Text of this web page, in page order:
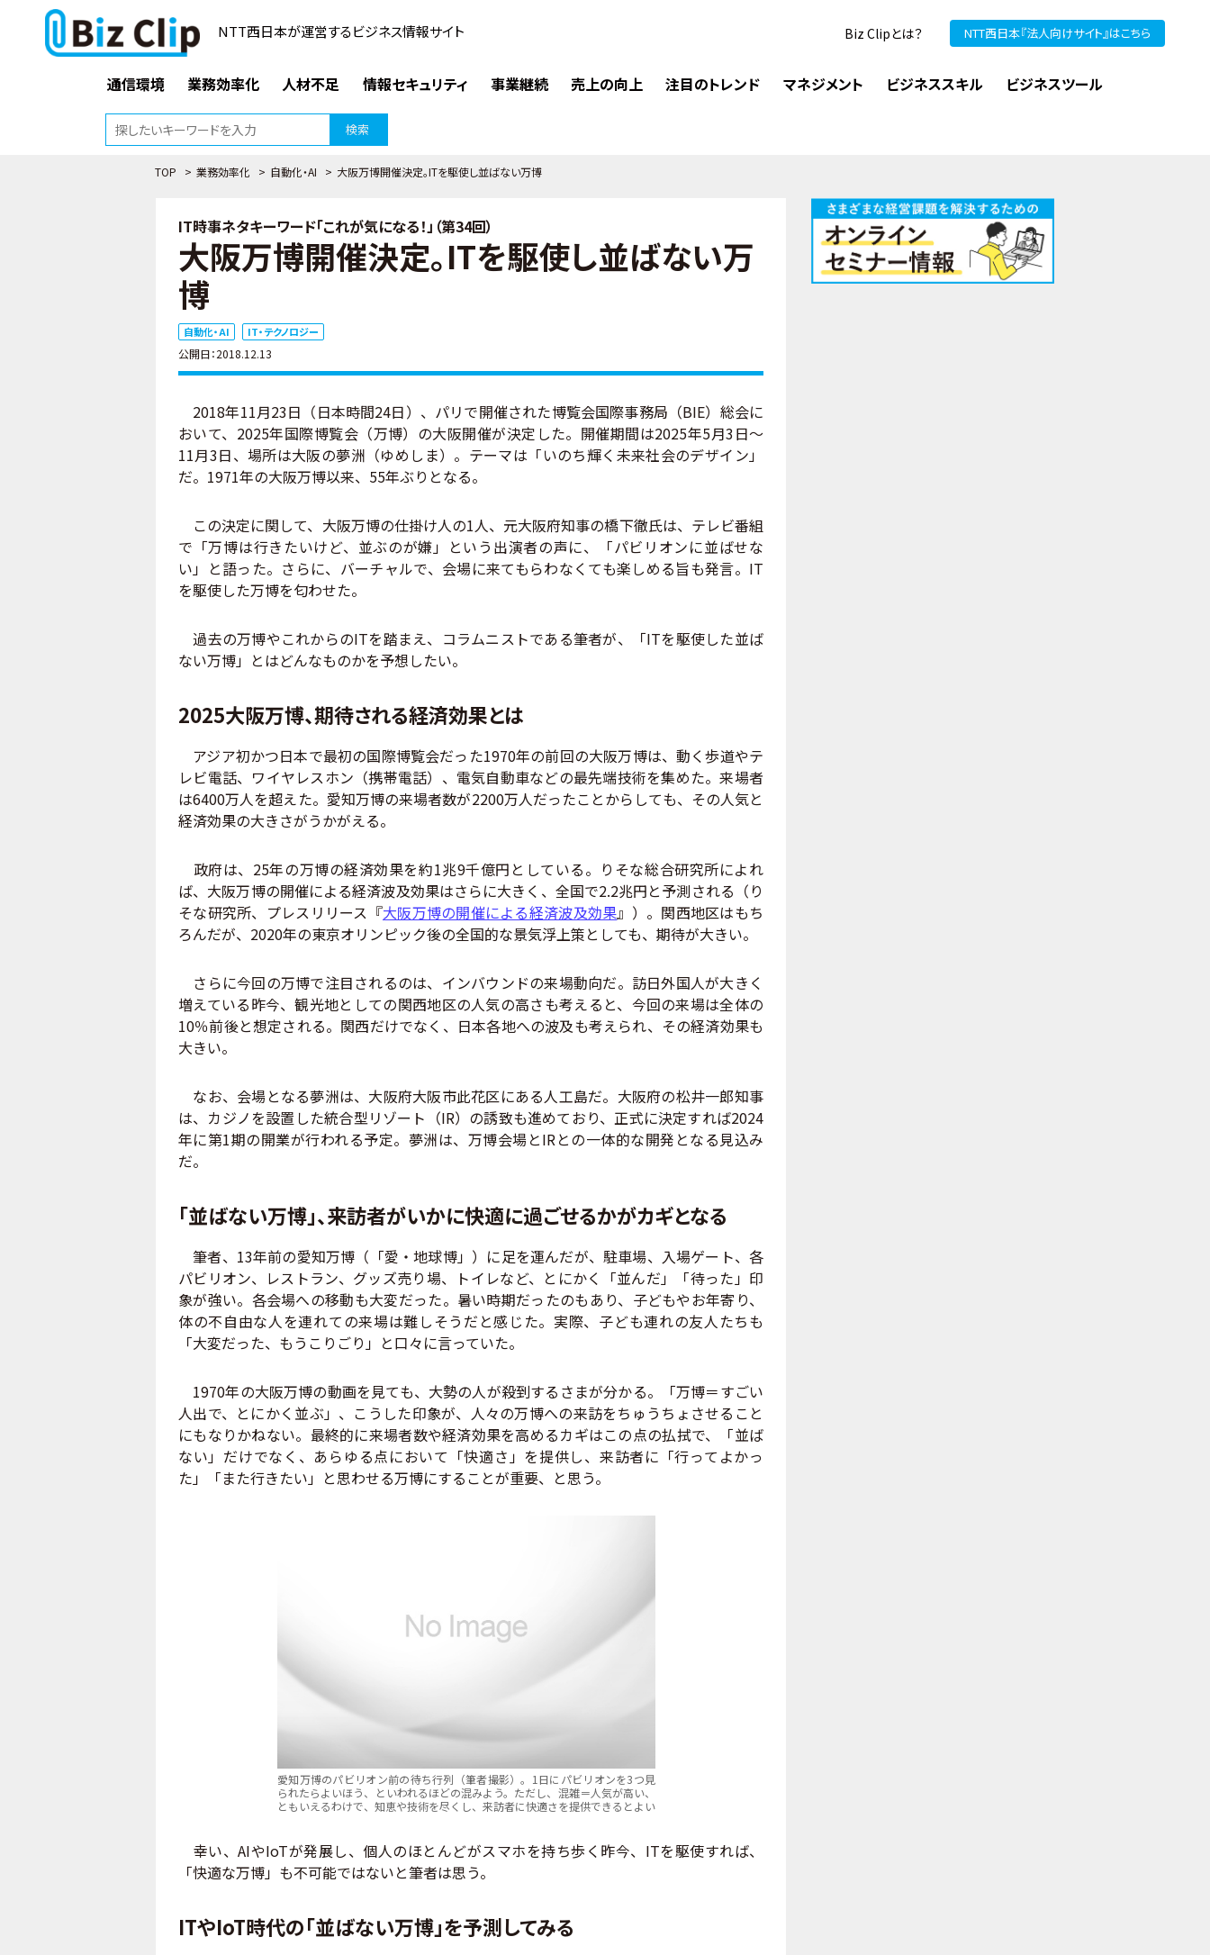
NTT西日本が運営するビジネス情報サイト Biz Clipとは？ NTT西日本『法人向けサイト』はこちら
通信環境 業務効率化 人材不足 情報セキュリティ 事業継続 売上の向上 注目のトレンド マネジメント ビジネススキル ビジネスツール
検索
TOP > 業務効率化 > 自動化・AI > 大阪万博開催決定。ITを駆使し並ばない万博
IT時事ネタキーワード「これが気になる！」（第34回）
大阪万博開催決定。ITを駆使し並ばない万
博
自動化・AI IT・テクノロジー
公開日：2018.12.13
2018年11月23日（日本時間24日）、パリで開催された博覧会国際事務局（BIE）総会に
おいて、2025年国際博覧会（万博）の大阪開催が決定した。開催期間は2025年5月3日～
11月3日、場所は大阪の夢洲（ゆめしま）。テーマは「いのち輝く未来社会のデザイン」
だ。1971年の大阪万博以来、55年ぶりとなる。
この決定に関して、大阪万博の仕掛け人の1人、元大阪府知事の橋下徹氏は、テレビ番組
で「万博は行きたいけど、並ぶのが嫌」という出演者の声に、「パビリオンに並ばせな
い」と語った。さらに、バーチャルで、会場に来てもらわなくても楽しめる旨も発言。IT
を駆使した万博を匂わせた。
過去の万博やこれからのITを踏まえ、コラムニストである筆者が、「ITを駆使した並ば
ない万博」とはどんなものかを予想したい。
2025大阪万博、期待される経済効果とは
アジア初かつ日本で最初の国際博覧会だった1970年の前回の大阪万博は、動く歩道やテ
レビ電話、ワイヤレスホン（携帯電話）、電気自動車などの最先端技術を集めた。来場者
は6400万人を超えた。愛知万博の来場者数が2200万人だったことからしても、その人気と
経済効果の大きさがうかがえる。
政府は、25年の万博の経済効果を約1兆9千億円としている。りそな総合研究所によれ
ば、大阪万博の開催による経済波及効果はさらに大きく、全国で2.2兆円と予測される（り
そな研究所、プレスリリース『大阪万博の開催による経済波及効果』）。関西地区はもち
ろんだが、2020年の東京オリンピック後の全国的な景気浮上策としても、期待が大きい。
さらに今回の万博で注目されるのは、インバウンドの来場動向だ。訪日外国人が大きく
増えている昨今、観光地としての関西地区の人気の高さも考えると、今回の来場は全体の
10％前後と想定される。関西だけでなく、日本各地への波及も考えられ、その経済効果も
大きい。
なお、会場となる夢洲は、大阪府大阪市此花区にある人工島だ。大阪府の松井一郎知事
は、カジノを設置した統合型リゾート（IR）の誘致も進めており、正式に決定すれば2024
年に第1期の開業が行われる予定。夢洲は、万博会場とIRとの一体的な開発となる見込み
だ。
「並ばない万博」、来訪者がいかに快適に過ごせるかがカギとなる
筆者、13年前の愛知万博（「愛・地球博」）に足を運んだが、駐車場、入場ゲート、各
パビリオン、レストラン、グッズ売り場、トイレなど、とにかく「並んだ」「待った」印
象が強い。各会場への移動も大変だった。暑い時期だったのもあり、子どもやお年寄り、
体の不自由な人を連れての来場は難しそうだと感じた。実際、子ども連れの友人たちも
「大変だった、もうこりごり」と口々に言っていた。
1970年の大阪万博の動画を見ても、大勢の人が殺到するさまが分かる。「万博＝すごい
人出で、とにかく並ぶ」、こうした印象が、人々の万博への来訪をちゅうちょさせること
にもなりかねない。最終的に来場者数や経済効果を高めるカギはこの点の払拭で、「並ば
ない」だけでなく、あらゆる点において「快適さ」を提供し、来訪者に「行ってよかっ
た」「また行きたい」と思わせる万博にすることが重要、と思う。
愛知万博のパビリオン前の待ち行列（筆者撮影）。1日にパビリオンを3つ見
られたらよいほう、といわれるほどの混みよう。ただし、混雑＝人気が高い、
ともいえるわけで、知恵や技術を尽くし、来訪者に快適さを提供できるとよい
幸い、AIやIoTが発展し、個人のほとんどがスマホを持ち歩く昨今、ITを駆使すれば、
「快適な万博」も不可能ではないと筆者は思う。
ITやIoT時代の「並ばない万博」を予測してみる